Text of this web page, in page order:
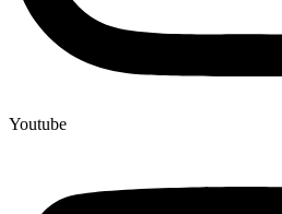
Youtube